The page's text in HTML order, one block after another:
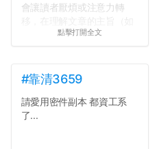
會讓讀者厭煩或注意力轉
果有的話）前就失去興趣。
的聲明一樣正式，但至少在
用字上多加留意。有些語句
用說的可能會引人發笑或多
聽幾句，但寫成文字時只會
點擊打開全文
#靠清3659
請愛用密件副本 都資工系
了...